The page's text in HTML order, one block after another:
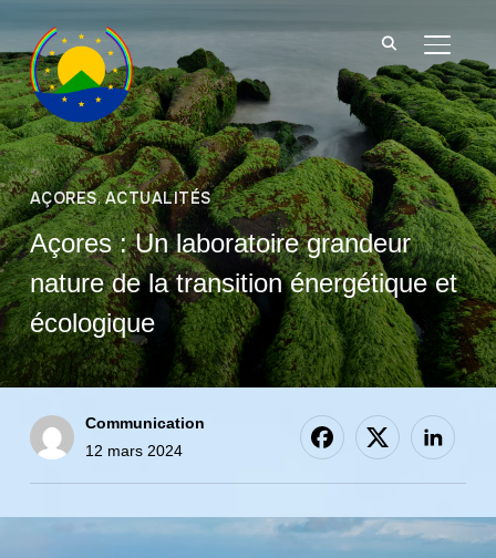
AÇORES,ACTUALITÉS
Açores : Un laboratoire grandeur
nature de la transition énergétique et
écologique
Communication
12 mars 2024